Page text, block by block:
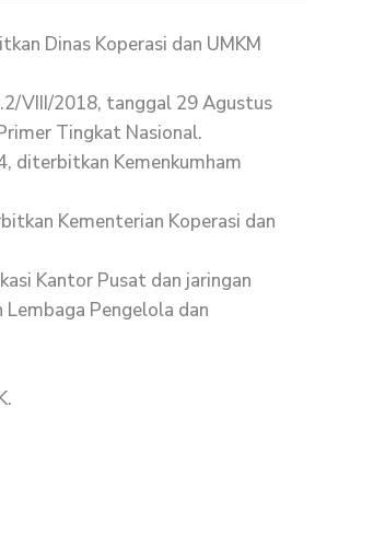
Dinas Koperasi dan UMKM
VIII/2018, tanggal 29 Agustus
Tingkat Nasional.
diterbitkan Kemenkumham
Kementerian Koperasi dan
Kantor Pusat dan jaringan
Pengelola dan